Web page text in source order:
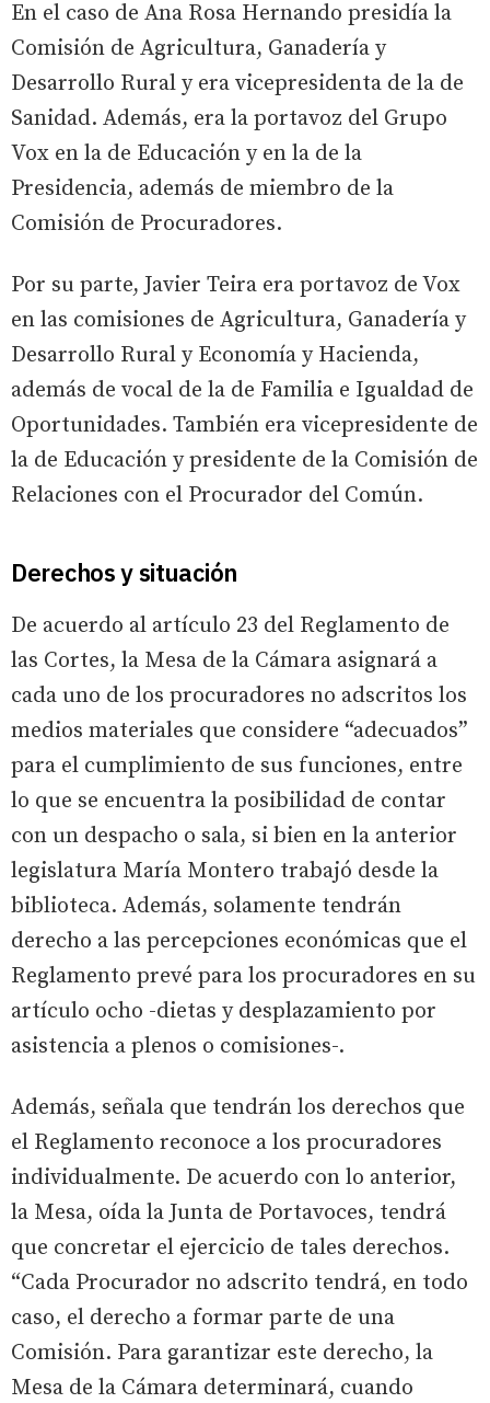
En el caso de Ana Rosa Hernando presidía la
Comisión de Agricultura, Ganadería y
Desarrollo Rural y era vicepresidenta de la de
Sanidad. Además, era la portavoz del Grupo
Vox en la de Educación y en la de la
Presidencia, además de miembro de la
Comisión de Procuradores.
Por su parte, Javier Teira era portavoz de Vox
en las comisiones de Agricultura, Ganadería y
Desarrollo Rural y Economía y Hacienda,
además de vocal de la de Familia e Igualdad de
Oportunidades. También era vicepresidente de
la de Educación y presidente de la Comisión de
Relaciones con el Procurador del Común.
Derechos y situación
De acuerdo al artículo 23 del Reglamento de
las Cortes, la Mesa de la Cámara asignará a
cada uno de los procuradores no adscritos los
medios materiales que considere “adecuados”
para el cumplimiento de sus funciones, entre
lo que se encuentra la posibilidad de contar
con un despacho o sala, si bien en la anterior
legislatura María Montero trabajó desde la
biblioteca. Además, solamente tendrán
derecho a las percepciones económicas que el
Reglamento prevé para los procuradores en su
artículo ocho -dietas y desplazamiento por
asistencia a plenos o comisiones-.
Además, señala que tendrán los derechos que
el Reglamento reconoce a los procuradores
individualmente. De acuerdo con lo anterior,
la Mesa, oída la Junta de Portavoces, tendrá
que concretar el ejercicio de tales derechos.
“Cada Procurador no adscrito tendrá, en todo
caso, el derecho a formar parte de una
Comisión. Para garantizar este derecho, la
Mesa de la Cámara determinará, cuando